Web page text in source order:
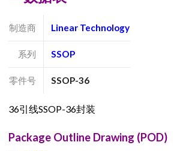
制造商 Linear Technology
系列 SSOP
零件号 SSOP-36
36引线SSOP-36封装
Package Outline Drawing (POD)